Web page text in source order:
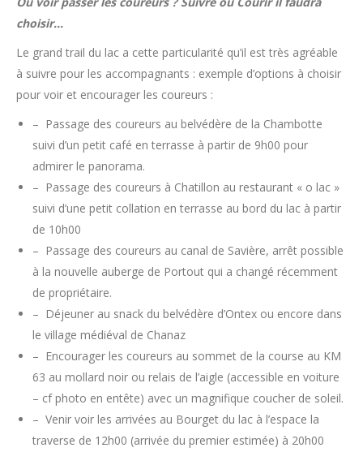
choisir…
Le grand trail du lac a cette particularité qu’il est très agréable
à suivre pour les accompagnants : exemple d’options à choisir
pour voir et encourager les coureurs :
– Passage des coureurs au belvédère de la Chambotte
suivi d’un petit café en terrasse à partir de 9h00 pour
admirer le panorama.
– Passage des coureurs à Chatillon au restaurant « o lac »
suivi d’une petit collation en terrasse au bord du lac à partir
de 10h00
– Passage des coureurs au canal de Savière, arrêt possible
à la nouvelle auberge de Portout qui a changé récemment
de propriétaire.
– Déjeuner au snack du belvédère d’Ontex ou encore dans
le village médiéval de Chanaz
– Encourager les coureurs au sommet de la course au KM
63 au mollard noir ou relais de l’aigle (accessible en voiture
– cf photo en entête) avec un magnifique coucher de soleil.
– Venir voir les arrivées au Bourget du lac à l’espace la
traverse de 12h00 (arrivée du premier estimée) à 20h00